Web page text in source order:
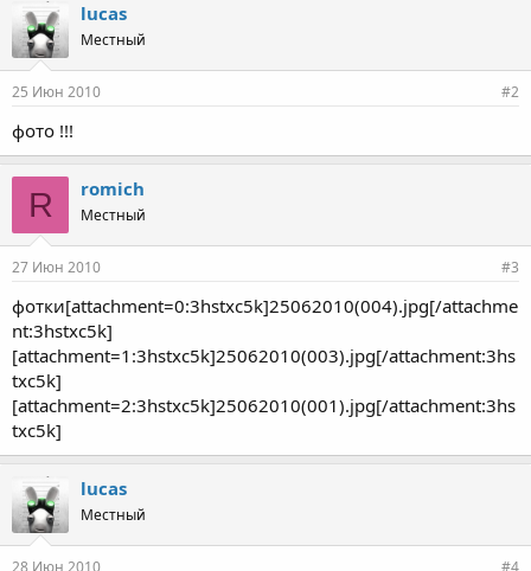
lucas
Местный
25 Июн 2010 #2
фото !!!
R romich
Местный
27 Июн 2010 #3
фотки[attachment=0:3hstxc5k]25062010(004).jpg[/attachme
nt:3hstxc5k]
[attachment=1:3hstxc5k]25062010(003).jpg[/attachment:3hs
txc5k]
[attachment=2:3hstxc5k]25062010(001).jpg[/attachment:3hs
txc5k]
lucas
Местный
28 Июн 2010 #4